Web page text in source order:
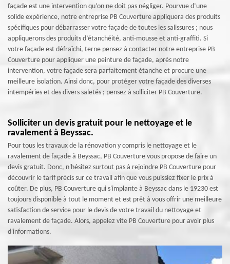
façade est une intervention qu’on ne doit pas négliger. Pourvue d’une
solide expérience, notre entreprise PB Couverture appliquera des produits
spécifiques pour débarrasser votre façade de toutes les salissures ; nous
appliquerons des produits d’étanchéité, anti-mousse et anti-graffiti. Si
votre façade est défraîchi, terne pensez à contacter notre entreprise PB
Couverture pour appliquer une peinture de façade, après notre
intervention, votre façade sera parfaitement étanche et procure une
meilleure isolation. Ainsi donc, pour protéger votre façade des diverses
intempéries et des divers saletés ; pensez à solliciter PB Couverture.
Solliciter un devis gratuit pour le nettoyage et le
ravalement à Beyssac.
Pour tous les travaux de la rénovation y compris le nettoyage et le
ravalement de façade à Beyssac, PB Couverture vous propose de faire un
devis gratuit. Donc, n'hésitez surtout pas à rejoindre PB Couverture pour
découvrir le tarif précis sur ce travail afin que vous puissiez fixer le prix à
coûter. De plus, PB Couverture qui s'implante à Beyssac dans le 19230 est
toujours disponible à tout le moment et est prêt à vous offrir une meilleure
satisfaction de service pour le devis de votre travail du nettoyage et
ravalement de façade. Alors, appelez vite PB Couverture pour avoir plus
d'informations.